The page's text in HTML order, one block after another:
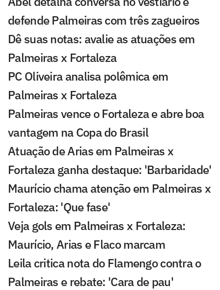
defende Palmeiras com três zagueiros
Dê suas notas: avalie as atuações em
Palmeiras x Fortaleza
PC Oliveira analisa polêmica em
Palmeiras x Fortaleza
Palmeiras vence o Fortaleza e abre boa
vantagem na Copa do Brasil
Atuação de Arias em Palmeiras x
Fortaleza ganha destaque: 'Barbaridade'
Maurício chama atenção em Palmeiras x
Fortaleza: 'Que fase'
Veja gols em Palmeiras x Fortaleza:
Maurício, Arias e Flaco marcam
Leila critica nota do Flamengo contra o
Palmeiras e rebate: 'Cara de pau'